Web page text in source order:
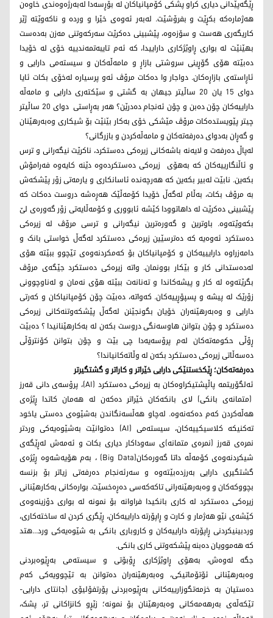
ڕێگەپێدانی دیاری کراو پشکی کۆمپانیاکان لە بۆڕسەدا لەبەرژەوەندی خاوەن
هەژمارەکە بکڕێت و بفرۆشێت. لەبەر ئەوەی خێرا و وردە و ناکەوێتە ژێر
کاریگەری هەست و سۆزەوە، پێشبینی دەکرێت سەرکەوتنی مەزن بەدەست
بهێنێت لە بواری ڕاوێژکاری داراییدا، کە ئەم تایبەتمەندییە خۆی لە خۆیدا
دەبێتە هۆی گۆڕینی سروشتی بازاڕ و مامەڵەکان و سیستەمی دارایی و
ئاڕاستەی بازاڕەکان. دواجار وا دەکات مرۆڤ ئەو پرسیارە لەخۆی بکات ئایا
دوای 15 یان 20 ساڵیتر جیهان بە گشتی و سێکتەری دارایی و مامەڵە
داراییەکان چۆن دەبن و چۆن ئەنجام دەدرێن؟ هەر بەڕاستی دوای ٢٠ ساڵیتر
چیتر پێویستدەکات مرۆڤ مێشکی خۆی بەکار بێنێت بۆ شیکاری وەبەرهێنان
و گەڕان بەدوای دەرفەتەکان و مامەڵەکردن و بازرگانی؟
لەپاڵ دەرفەت و لایەنە باشەکانی زیرەکی دەستکرد، ناکرێت نیگەرانی و ترس
و ئاڵنگارییەکان کە بەهۆی زیرەکی دەستکردەوە دێنە کایەوە فەرامۆش
بکەین. نابێت لەبیر بکەین کە هەرچەندە ئاسانکاری و یارمەتی زۆر پێشکەش
بە مرۆڤ بکات، بەڵام لەگەڵ خۆیدا کۆمەڵێک هەڕەشە دروست دەکات کە
پێشبینی دەکرێت لە داهاتوودا کێشە ئابووری و کۆمەڵایەتی زۆر گەورەی لێ
بکەوێتەوە. باوترین و گەورەترین نیگەرانی و ترسی مرۆڤ لە زیرەکی
دەستکرد ئەوەیە کە دەترسێین زیرەکی دەستکرد لەگەڵ خواستی بانک و
دامەزراوە دارایییەکان و کۆمپانیاکان بۆ کەمکردنەوەی تێچوو ببێتە هۆی
لەدەستدانی کار و بێکار بوونمان. واتە زیرەکی دەستکرد جێگەی مرۆڤ
بگرێتەوە لە کار و پیشەکاندا و تەنانەت ببێتە هۆی نەمان و لەناوچوونی
زۆرێک لە پیشە و پسپۆڕییەکان. کەواتە، دەبێت چۆن کۆمپانیاکان و کەرتی
دارایی و وەبەرهێنەران خۆیان بگونجێنن لەگەڵ پێشکەوتنەکانی زیرەکی
دەستکرد و چۆن بتوانن هاوسەنگی دروست بکەن لە بەکارهێنانیدا ؟ دەبێت
ڕۆڵی حکومەتەکان لەم پرۆسەیەدا چی بێت و چۆن بتوانن کۆنترۆڵی
دەسەڵاتی زیرەکی دەستکرد بکەن لە وڵاتەکانیاندا؟
دەرفەتەکان؛ ڕێکخستنێکی دارایی خێراتر و کاراتر و گشتگیرتر
ئەلگۆریتمە پاڵپشتیکراوەکان بە زیرەکی دەستکرد (AI)، پرۆسەی دانی قەرز
(متمانەی بانکی) لای بانکەکان خێراتر دەکەن لە هەمان کاتدا ڕێژەی
هەڵەکردن کەم دەکەنەوە. لەچاو هەڵسەنگاندن بەشێوەی دەستی یاخود
تەکنیکە کلاسیکییەکان، سیستەمی (AI) دەتوانێت بەشێوەیەکی وردتر
نمرەی قەرز (نمرەی متمانە)ی سەوداکار دیاری بکات و ئەمەش لەڕێگەی
شیکردنەوەی کۆمەڵە داتا گەورەکان(Big Data) ، بەم هۆیەشەوە ڕێژەی
گشتگیری دارایی بەرزدەبێتەوە و سەرئەنجام دەرفەتی زیاتر بۆ بزنسە
بچووکەکان و وەبەرهێنەرانی تاکەکەسی دەڕەخسێت. بوارەکانی بەکارهێنانی
زیرەکی دەستکرد لە کاری بانکیدا فراوانە بۆ نمونە لە بواری دۆزینەوەی
کێشەی نێو هەژمار و کارت و ڕاپۆرتە داراییەکان، ڕێگری کردن لە ساختەکاری،
وردبینیکردنی ڕاپۆرتە داراییەکان و کاروباری بانکی بە شێوەیەکی ورد...هتد
کە هەموویان دەبنە پێشکەوتنی کاری بانکی.
جگە لەوەش، بەهۆی ڕاوێژکاری ڕۆبۆتی و سیستەمی بەڕێوەبردنی
وەبەرهێنانی ئۆتۆماتیکی، وەبەرهێنەران دەتوانن بە تێچوویەکی کەم
دەستیان بە خزمەتگوزارییەکانی بەڕێوەبردنی پۆرتفۆلیۆی (جانتای دارایی-
تێکەڵەی بەرهەمەکانی وەبەرهێنان بۆ نمونە؛ زێڕو کانزاکانی تر، پشک،